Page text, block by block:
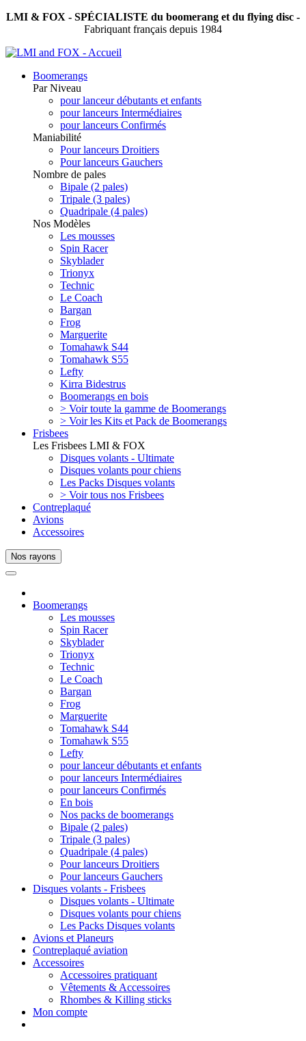
LMI & FOX - SPÉCIALISTE du boomerang et du flying disc -
Fabriquant français depuis 1984
Boomerangs
Par Niveau
pour lanceur débutants et enfants
pour lanceurs Intermédiaires
pour lanceurs Confirmés
Maniabilité
Pour lanceurs Droitiers
Pour lanceurs Gauchers
Nombre de pales
Bipale (2 pales)
Tripale (3 pales)
Quadripale (4 pales)
Nos Modèles
Les mousses
Spin Racer
Skyblader
Trionyx
Technic
Le Coach
Bargan
Frog
Marguerite
Tomahawk S44
Tomahawk S55
Lefty
Kirra Bidestrus
Boomerangs en bois
> Voir toute la gamme de Boomerangs
> Voir les Kits et Pack de Boomerangs
Frisbees
Les Frisbees LMI & FOX
Disques volants - Ultimate
Disques volants pour chiens
Les Packs Disques volants
> Voir tous nos Frisbees
Contreplaqué
Avions
Accessoires
Nos rayons
Boomerangs
Les mousses
Spin Racer
Skyblader
Trionyx
Technic
Le Coach
Bargan
Frog
Marguerite
Tomahawk S44
Tomahawk S55
Lefty
pour lanceur débutants et enfants
pour lanceurs Intermédiaires
pour lanceurs Confirmés
En bois
Nos packs de boomerangs
Bipale (2 pales)
Tripale (3 pales)
Quadripale (4 pales)
Pour lanceurs Droitiers
Pour lanceurs Gauchers
Disques volants - Frisbees
Disques volants - Ultimate
Disques volants pour chiens
Les Packs Disques volants
Avions et Planeurs
Contreplaqué aviation
Accessoires
Accessoires pratiquant
Vêtements & Accessoires
Rhombes & Killing sticks
Mon compte